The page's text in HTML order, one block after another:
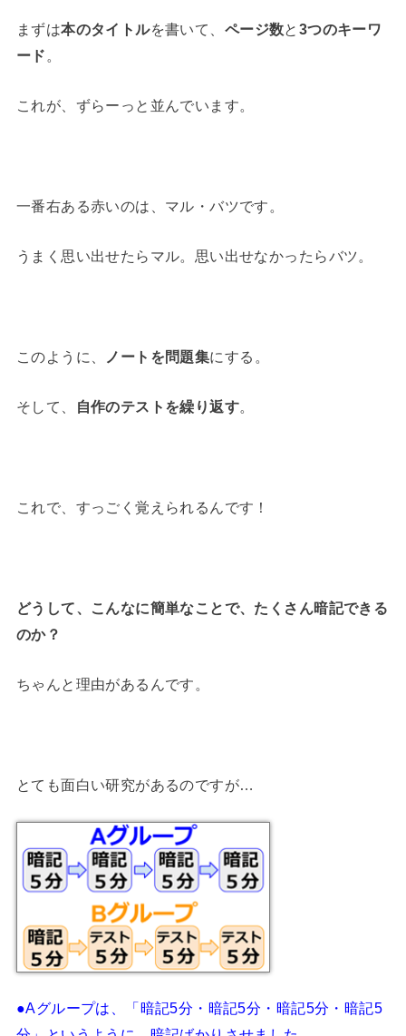
まずは本のタイトルを書いて、 ページ数と 3つのキーワ
ード 。
これが、ずらーっと並んでいます。
一番右ある赤いのは、マル・バツです。
うまく思い出せたらマル。思い出せなかったらバツ。
このように、 ノートを問題集にする。
そして、 自作のテストを繰り返す。
これで、すっごく覚えられるんです！
どうして、こんなに簡単なことで、たくさん暗記できる
のか？
ちゃんと理由があるんです。
とても面白い研究があるのですが…
●Aグループは、「暗記5分・暗記5分・暗記5分・暗記5